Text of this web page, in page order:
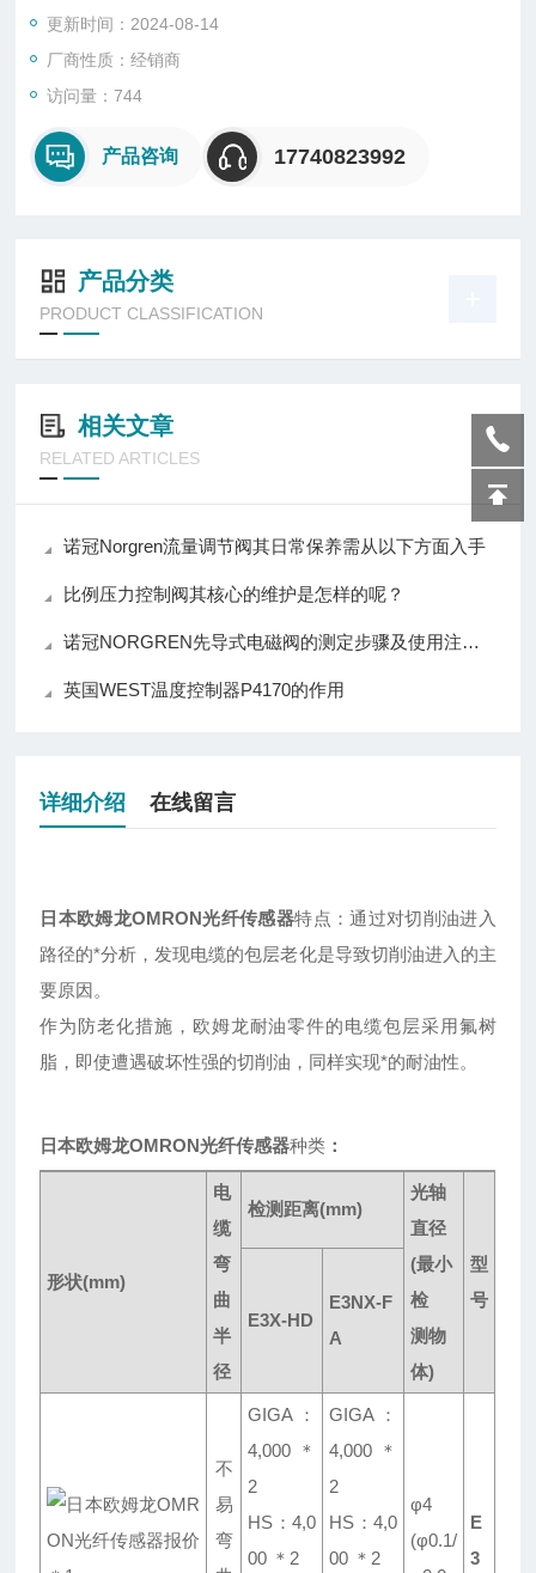
更新时间：2024-08-14
厂商性质：经销商
访问量：744
产品咨询 17740823992
产品分类
PRODUCT CLASSIFICATION
相关文章
RELATED ARTICLES
诺冠Norgren流量调节阀其日常保养需从以下方面入手
比例压力控制阀其核心的维护是怎样的呢？
诺冠NORGREN先导式电磁阀的测定步骤及使用注意事项如下
英国WEST温度控制器P4170的作用
详细介绍 在线留言
日本欧姆龙OMRON光纤传感器特点：通过对切削油进入
路径的*分析，发现电缆的包层老化是导致切削油进入的主
要原因。
作为防老化措施，欧姆龙耐油零件的电缆包层采用氟树
脂，即使遭遇破坏性强的切削油，同样实现*的耐油性。
日本欧姆龙OMRON光纤传感器种类 ：
形状(mm)
电
缆
弯
曲
半
径
检测距离(mm)
光轴
直径
(最小
检
测物
体)
型
号
E3X-HD
E3NX-F
A
不
易
弯
GIGA：
4,000 ＊
2
HS：4,0
00 ＊2
GIGA：
4,000 ＊
2
HS：4,0
00 ＊2
φ4
(φ0.1/
E
3